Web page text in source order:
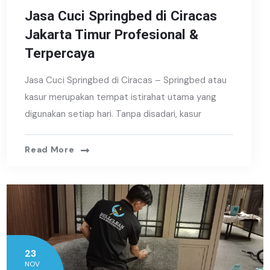
Jasa Cuci Springbed di Ciracas
Jakarta Timur Profesional &
Terpercaya
Jasa Cuci Springbed di Ciracas – Springbed atau
kasur merupakan tempat istirahat utama yang
digunakan setiap hari. Tanpa disadari, kasur
Read More
23
NOV